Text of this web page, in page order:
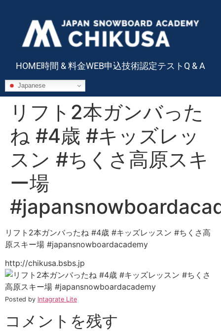
HOME時間 & 料金WEB申込技術認定テスト Q & A
Japanese
リフト2本ガンバった
ね #4歳 #キッズレッ
スン #ちくさ高原スキ
ー場
リフト2本ガンバったね #4歳 #キッズレッスン #ちくさ高
原スキー場 #japansnowboardacademy
http://chikusa.bsbs.jp
Posted by Intagrate Lite
コメントを残す